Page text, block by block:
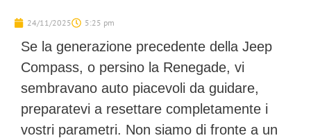
24/11/2025 5:25 pm
Se la generazione precedente della Jeep
Compass, o persino la Renegade, vi
sembravano auto piacevoli da guidare,
preparatevi a resettare completamente i
vostri parametri. Non siamo di fronte a un